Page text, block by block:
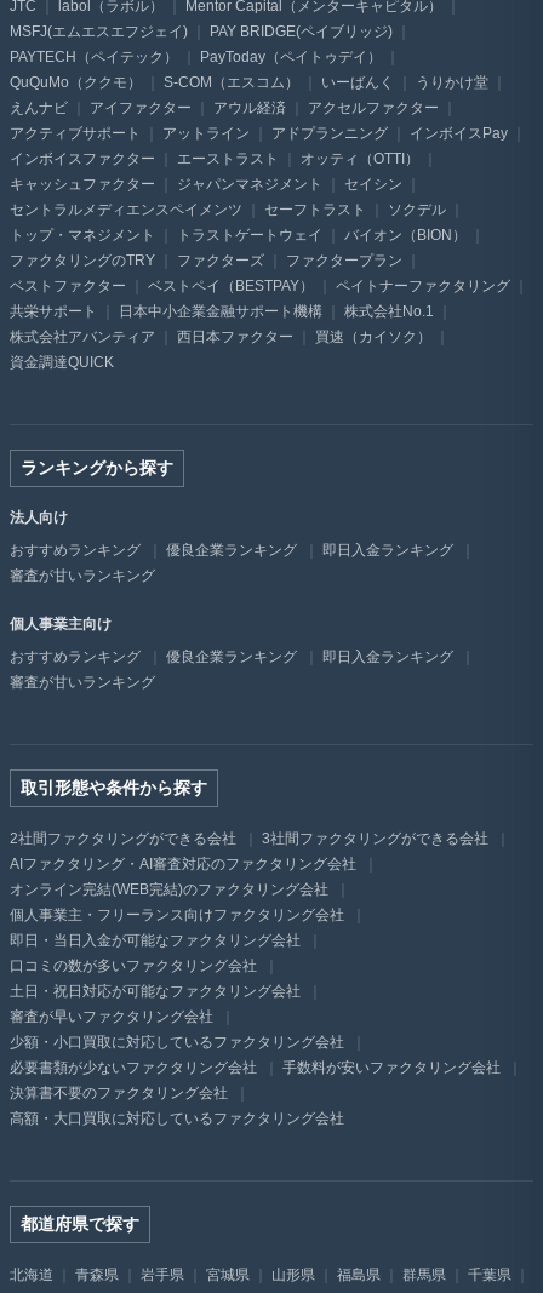
JTC
labol（ラボル）
Mentor Capital（メンターキャピタル）
MSFJ(エムエスエフジェイ)
PAY BRIDGE(ペイブリッジ)
PAYTECH（ペイテック）
PayToday（ペイトゥデイ）
QuQuMo（ククモ）
S-COM（エスコム） いーばんく
うりかけ堂
えんナビ
アイファクター アウル経済
アクセルファクター
アクティブサポート
アットライン アドプランニング
インボイスPay
インボイスファクター
エーストラスト
オッティ（OTTI）
キャッシュファクター
ジャパンマネジメント
セイシン
セントラルメディエンスペイメンツ
セーフトラスト
ソクデル
トップ・マネジメント
トラストゲートウェイ
バイオン（BION）
ファクタリングのTRY
ファクターズ
ファクタープラン
ベストファクター
ベストペイ（BESTPAY）
ペイトナーファクタリング
共栄サポート
日本中小企業金融サポート機構
株式会社No.1
株式会社アバンティア
西日本ファクター
買速（カイソク）
資金調達QUICK
ランキングから探す
法人向け
おすすめランキング
優良企業ランキング
即日入金ランキング
審査が甘いランキング
個人事業主向け
おすすめランキング
優良企業ランキング
即日入金ランキング
審査が甘いランキング
取引形態や条件から探す
2社間ファクタリングができる会社
3社間ファクタリングができる会社
AIファクタリング・AI審査対応のファクタリング会社
オンライン完結(WEB完結)のファクタリング会社
個人事業主・フリーランス向けファクタリング会社
即日・当日入金が可能なファクタリング会社
口コミの数が多いファクタリング会社
土日・祝日対応が可能なファクタリング会社
審査が早いファクタリング会社
少額・小口買取に対応しているファクタリング会社
必要書類が少ないファクタリング会社
手数料が安いファクタリング会社
決算書不要のファクタリング会社
高額・大口買取に対応しているファクタリング会社
都道府県で探す
北海道 青森県 岩手県 宮城県 山形県 福島県 群馬県
千葉県